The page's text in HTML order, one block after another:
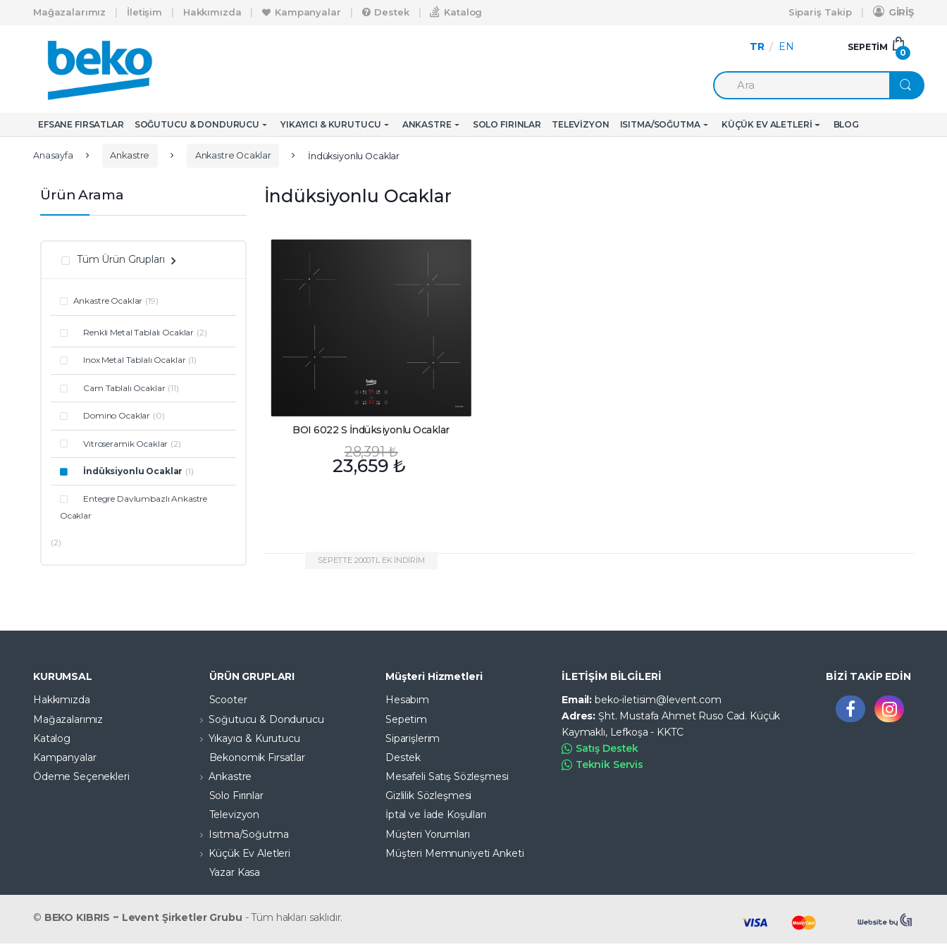
Skip to navigation
Skip to content
Mağazalarımız İletişim Hakkımızda Kampanyalar Destek Katalog Sipariş Takip GİRİŞ
TR / EN
a
:
SEPETIM
0
EFSANE FIRSATLAR SOĞUTUCU & DONDURUCU YIKAYICI & KURUTUCU ANKASTRE SOLO FIRINLAR TELEVIZYON ISITMA/SOĞUTMA KÜÇÜK EV ALETLERI BLOG
Anasayfa Ankastre Ankastre Ocaklar İndüksiyonlu Ocaklar
İndüksiyonlu Ocaklar
BOI 6022 S İndüksiyonlu Ocaklar
28,391₺
23,659₺
SEPETTE 2000TL EK İNDİRİM
Ürün Arama
Tüm Ürün Grupları
Ankastre Ocaklar (19)
Renkli Metal Tablalı Ocaklar (2)
Inox Metal Tablalı Ocaklar (1)
Cam Tablalı Ocaklar (11)
Domino Ocaklar (0)
Vitroseramik Ocaklar (2)
İndüksiyonlu Ocaklar (1)
Entegre Davlumbazlı Ankastre
Ocaklar
(2)
KURUMSAL
Hakkımızda
Mağazalarımız
Katalog
Kampanyalar
Ödeme Seçenekleri
ÜRÜN GRUPLARI
Scooter
Soğutucu & Dondurucu
Yıkayıcı & Kurutucu
Bekonomik Fırsatlar
Ankastre
Solo Fırınlar
Televizyon
Isıtma/Soğutma
Küçük Ev Aletleri
Yazar Kasa
Müşteri Hizmetleri
Hesabım
Sepetim
Siparişlerim
Destek
Mesafeli Satış Sözleşmesi
Gizlilik Sözleşmesi
İptal ve İade Koşulları
Müşteri Yorumları
Müşteri Memnuniyeti Anketi
İLETİŞİM BİLGİLERİ
Email: beko-iletisim@levent.com
Adres:Şht. Mustafa Ahmet Ruso Cad. Küçük
Kaymaklı, Lefkoşa - KKTC
Satış Destek
Teknik Servis
BİZİ TAKİP EDİN
© BEKO KIBRIS ~ Levent Şirketler Grubu - Tüm hakları saklıdır.